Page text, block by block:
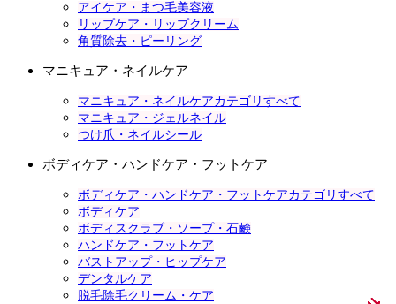
アイケア・まつ毛美容液
リップケア・リップクリーム
角質除去・ピーリング
マニキュア・ネイルケア
マニキュア・ネイルケアカテゴリすべて
マニキュア・ジェルネイル
つけ爪・ネイルシール
ボディケア・ハンドケア・フットケア
ボディケア・ハンドケア・フットケアカテゴリすべて
ボディケア
ボディスクラブ・ソープ・石鹸
ハンドケア・フットケア
バストアップ・ヒップケア
デンタルケア
脱毛除毛クリーム・ケア